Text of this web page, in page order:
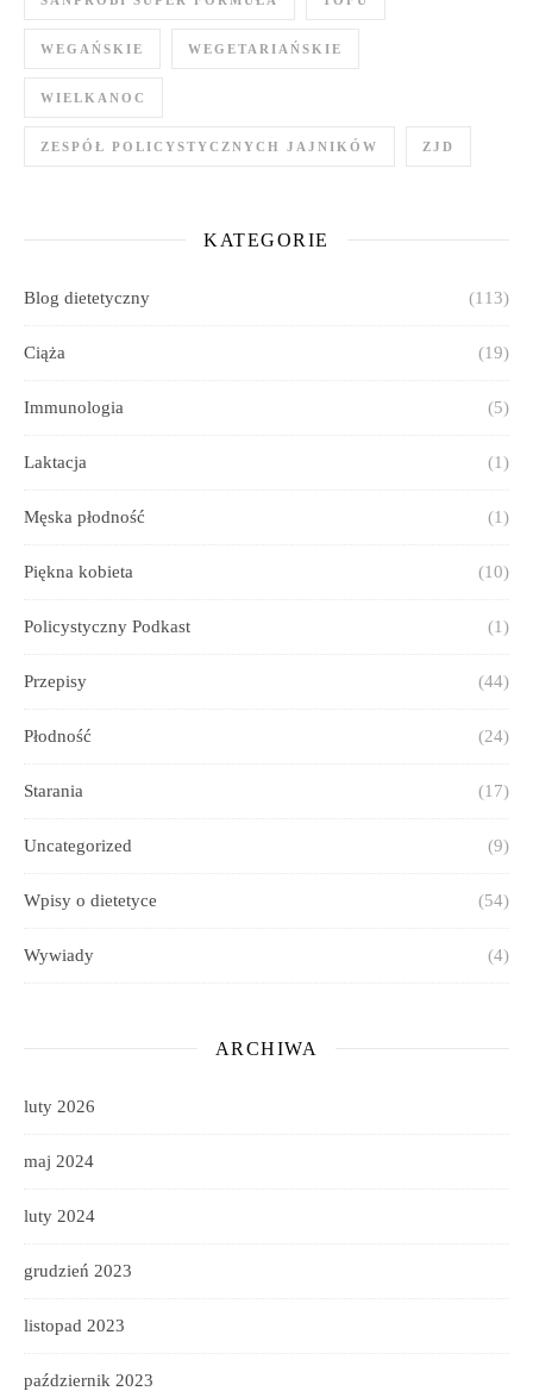
WEGAŃSKIE WEGETARIAŃSKIE
WIELKANOC
ZESPÓŁ POLICYSTYCZNYCH JAJNIKÓW ZJD
KATEGORIE
Blog dietetyczny (113)
Ciąża (19)
Immunologia (5)
Laktacja (1)
Męska płodność (1)
Piękna kobieta (10)
Policystyczny Podkast (1)
Przepisy (44)
Płodność (24)
Starania (17)
Uncategorized (9)
Wpisy o dietetyce (54)
Wywiady (4)
ARCHIWA
luty 2026
maj 2024
luty 2024
grudzień 2023
listopad 2023
październik 2023